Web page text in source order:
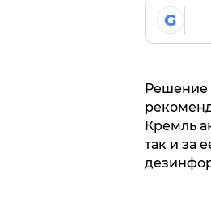
G
Решение
Кремль
так и за